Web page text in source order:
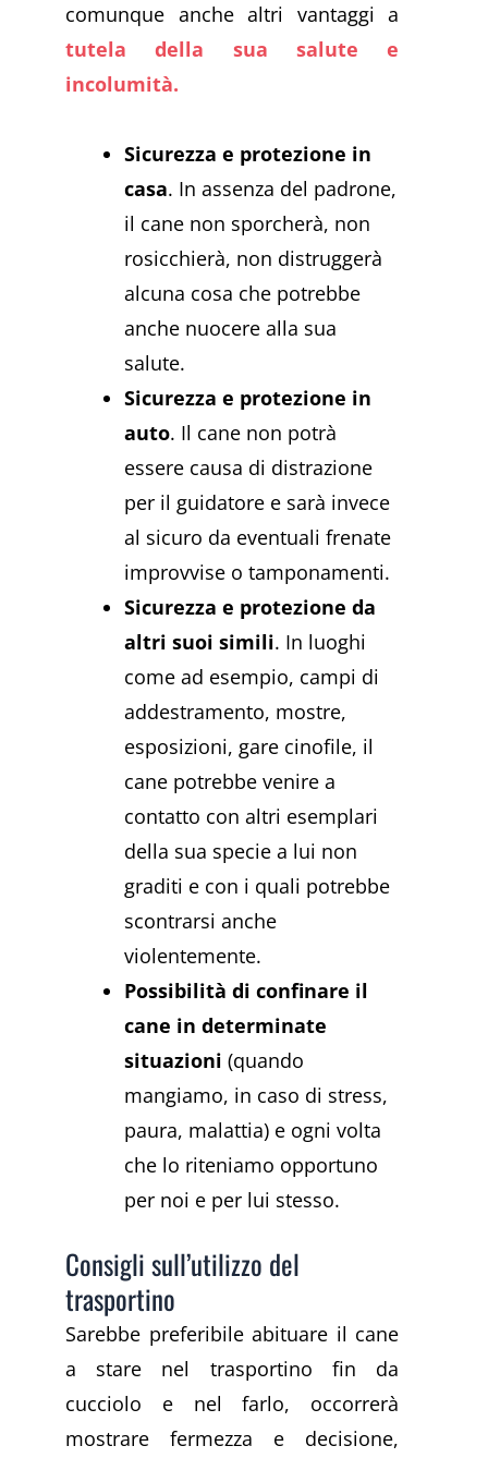
comunque anche altri vantaggi a
tutela della sua salute e
incolumità.
Sicurezza e protezione in
casa. In assenza del padrone,
il cane non sporcherà, non
rosicchierà, non distruggerà
alcuna cosa che potrebbe
anche nuocere alla sua
salute.
Sicurezza e protezione in
auto. Il cane non potrà
essere causa di distrazione
per il guidatore e sarà invece
al sicuro da eventuali frenate
improvvise o tamponamenti.
Sicurezza e protezione da
altri suoi simili. In luoghi
come ad esempio, campi di
addestramento, mostre,
esposizioni, gare cinofile, il
cane potrebbe venire a
contatto con altri esemplari
della sua specie a lui non
graditi e con i quali potrebbe
scontrarsi anche
violentemente.
Possibilità di confinare il
cane in determinate
situazioni (quando
mangiamo, in caso di stress,
paura, malattia) e ogni volta
che lo riteniamo opportuno
per noi e per lui stesso.
Consigli sull’utilizzo del
trasportino
Sarebbe preferibile abituare il cane
a stare nel trasportino fin da
cucciolo e nel farlo, occorrerà
mostrare fermezza e decisione,